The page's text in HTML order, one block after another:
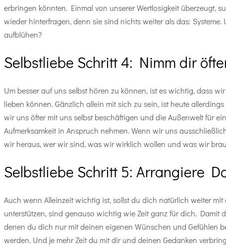
erbringen könnten. Einmal von unserer Wertlosigkeit überzeugt,
wieder hinterfragen, denn sie sind nichts weiter als das:
aufblühen?
Selbstliebe Schritt 4: Nimm dir
Um besser auf uns selbst hören zu können, ist es wichtig, dass
lieben können. Gänzlich allein mit sich zu sein, ist heute
wir uns öfter mit uns selbst beschäftigen und die Außenwelt für
Aufmerksamkeit in Anspruch nehmen. Wenn wir uns
wir heraus, wer wir sind, was wir wirklich wollen und was wir
Selbstliebe Schritt 5: Arrangiere
Auch wenn Alleinzeit wichtig ist, sollst du dich natürlich weiter
unterstützen, sind genauso wichtig wie Zeit ganz für dich. Damit
denen du dich nur mit deinen eigenen Wünschen und Gefühlen
werden. Und je mehr Zeit du mit dir und deinen Gedanken